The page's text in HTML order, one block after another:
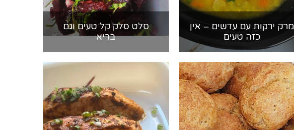
מרק ירקות עם עדשים – אין
כזה טעים
סלט סלק קל טעים וגם
בריא